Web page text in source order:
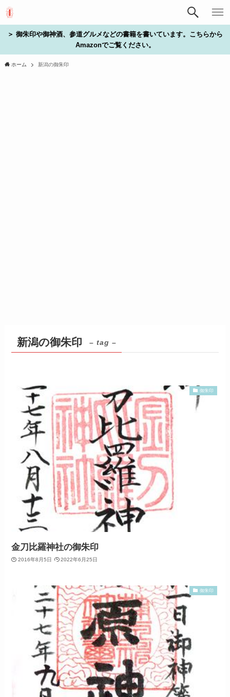
＞ 御朱印や御神酒、参道グルメなどの書籍を書いています。こちらから
Amazonでご覧ください。
ホーム 新潟の御朱印
新潟の御朱印 – tag –
御朱印
金刀比羅神社の御朱印
2016年8月5日 2022年6月25日
御朱印